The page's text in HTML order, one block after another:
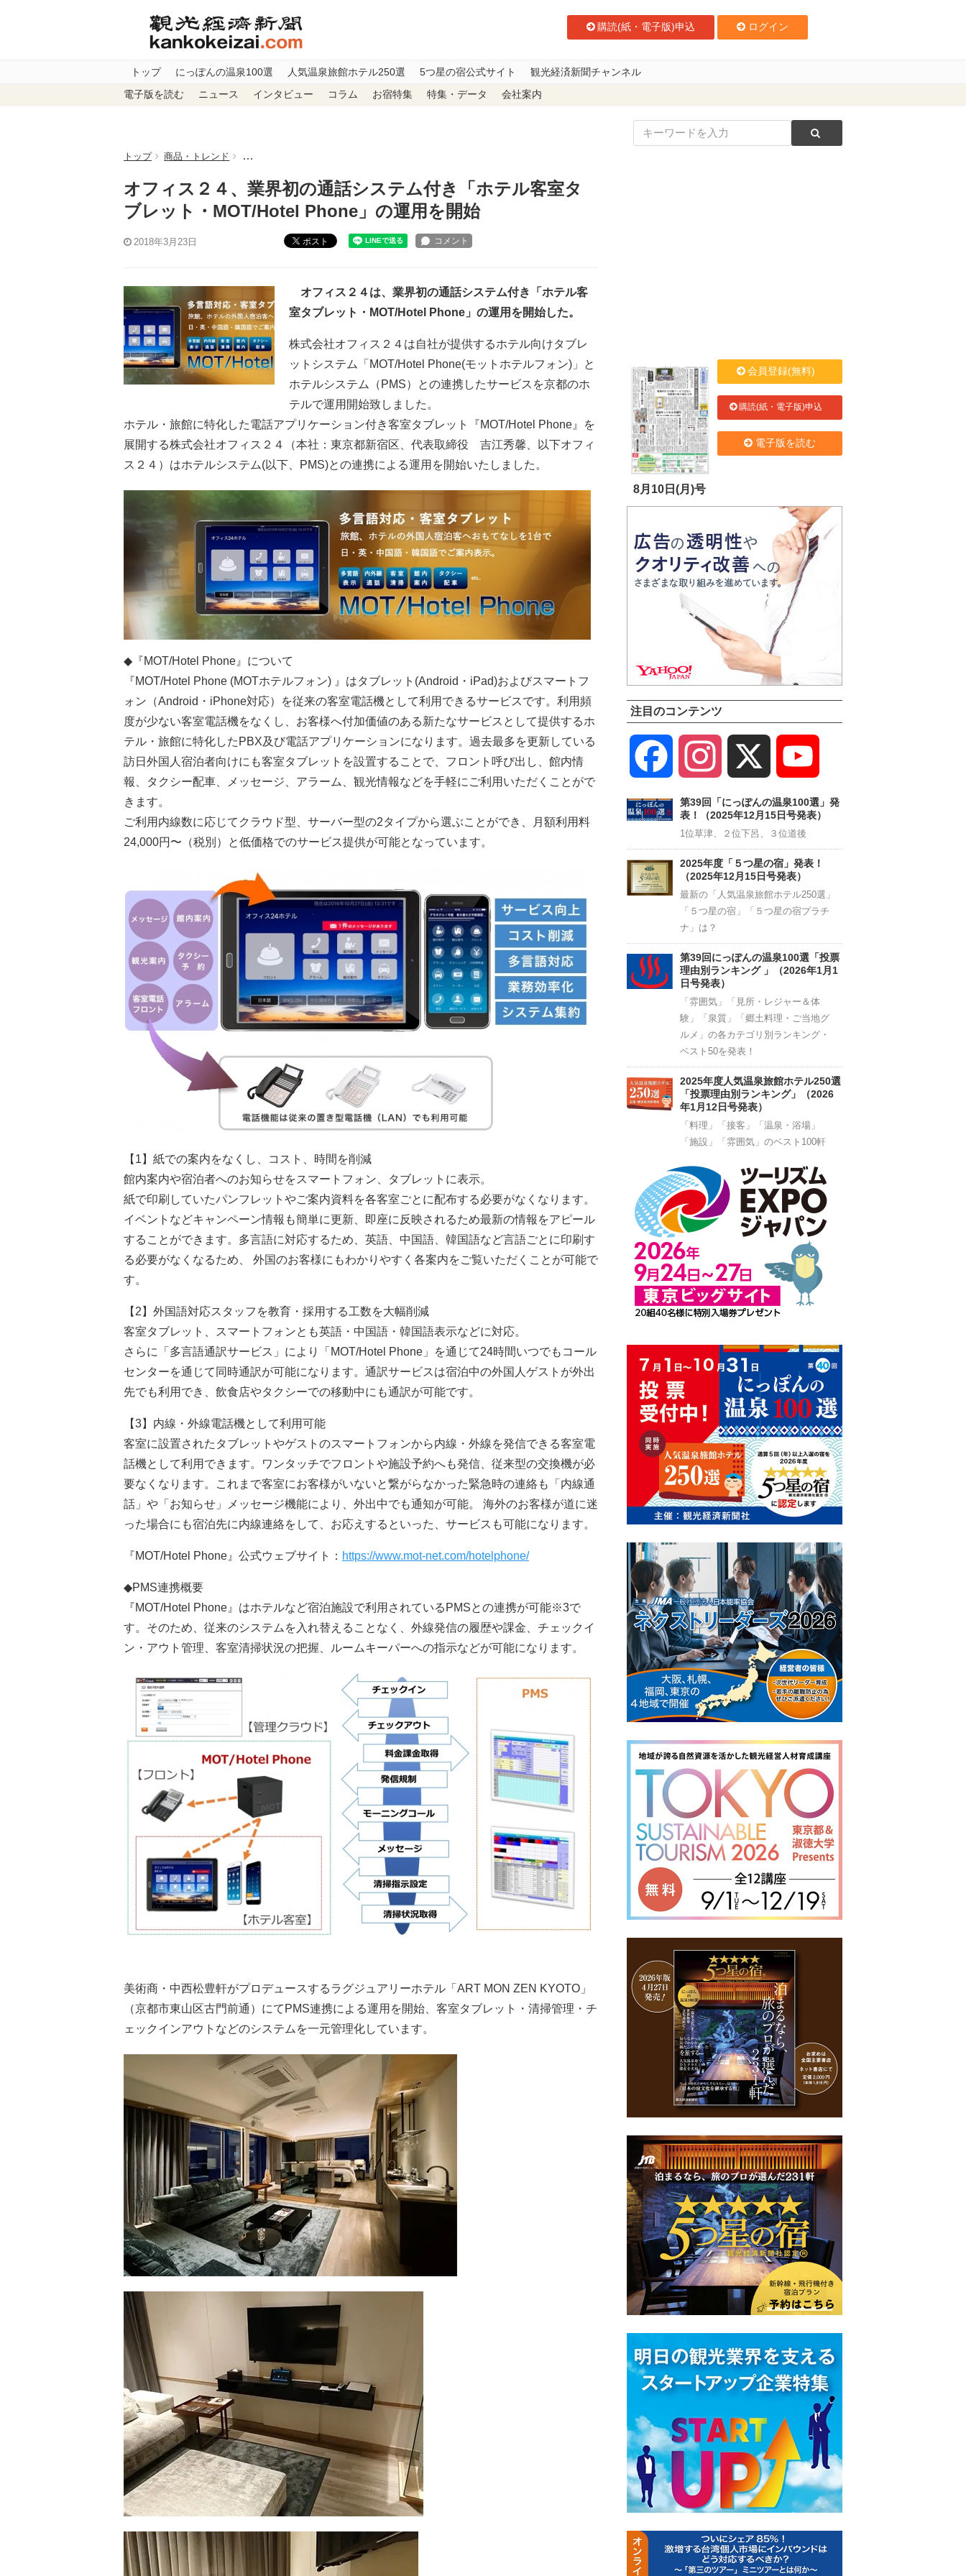
購読(紙・電子版)申込 ログイン
トップ にっぽんの温泉100選 人気温泉旅館ホテル250選 5つ星の宿公式サイト 観光経済新聞チャンネル
電子版を読む ニュース インタビュー コラム お宿特集 特集・データ 会社案内
トップ 商品・トレンド オフィス２４、業界初の通話システム付き「ホテル客室タブレット・MOT/Hotel Phone」の運用を開始
オフィス２４、業界初の通話システム付き「ホテル客室タ
ブレット・MOT/Hotel Phone」の運用を開始
2018年3月23日 ポスト
オフィス２４は、業界初の通話システム付き「ホテル客
室タブレット・MOT/Hotel Phone」の運用を開始した。
株式会社オフィス２４は自社が提供するホテル向けタブレ
ットシステム「MOT/Hotel Phone(モットホテルフォン)」と
ホテルシステム（PMS）との連携したサービスを京都のホ
テルで運用開始致しました。
ホテル・旅館に特化した電話アプリケーション付き客室タブレット『MOT/Hotel Phone』を
展開する株式会社オフィス２４（本社：東京都新宿区、代表取締役 吉江秀馨、以下オフィ
ス２４）はホテルシステム(以下、PMS)との連携による運用を開始いたしました。
◆『MOT/Hotel Phone』について
『MOT/Hotel Phone (MOTホテルフォン) 』はタブレット(Android・iPad)およびスマートフ
ォン（Android・iPhone対応）を従来の客室電話機として利用できるサービスです。利用頻
度が少ない客室電話機をなくし、お客様へ付加価値のある新たなサービスとして提供するホ
テル・旅館に特化したPBX及び電話アプリケーションになります。過去最多を更新している
訪日外国人宿泊者向けにも客室タブレットを設置することで、フロント呼び出し、館内情
報、タクシー配車、メッセージ、アラーム、観光情報などを手軽にご利用いただくことがで
きます。
ご利用内線数に応じてクラウド型、サーバー型の2タイプから選ぶことができ、月額利用料
24,000円〜（税別）と低価格でのサービス提供が可能となっています。
【1】紙での案内をなくし、コスト、時間を削減
館内案内や宿泊者へのお知らせをスマートフォン、タブレットに表示。
紙で印刷していたパンフレットやご案内資料を各客室ごとに配布する必要がなくなります。
イベントなどキャンペーン情報も簡単に更新、即座に反映されるため最新の情報をアピール
することができます。多言語に対応するため、英語、中国語、韓国語など言語ごとに印刷す
る必要がなくなるため、 外国のお客様にもわかりやすく各案内をご覧いただくことが可能で
す。
【2】外国語対応スタッフを教育・採用する工数を大幅削減
客室タブレット、スマートフォンとも英語・中国語・韓国語表示などに対応。
さらに「多言語通訳サービス」により「MOT/Hotel Phone」を通じて24時間いつでもコール
センターを通じて同時通訳が可能になります。通訳サービスは宿泊中の外国人ゲストが外出
先でも利用でき、飲食店やタクシーでの移動中にも通訳が可能です。
【3】内線・外線電話機として利用可能
客室に設置されたタブレットやゲストのスマートフォンから内線・外線を発信できる客室電
話機として利用できます。ワンタッチでフロントや施設予約へも発信、従来型の交換機が必
要なくなります。これまで客室にお客様がいないと繋がらなかった緊急時の連絡も「内線通
話」や「お知らせ」メッセージ機能により、外出中でも通知が可能。 海外のお客様が道に迷
った場合にも宿泊先に内線連絡をして、お応えするといった、サービスも可能になります。
『MOT/Hotel Phone』公式ウェブサイト： https://www.mot-net.com/hotelphone/
◆PMS連携概要
『MOT/Hotel Phone』はホテルなど宿泊施設で利用されているPMSとの連携が可能※3で
す。そのため、従来のシステムを入れ替えることなく、外線発信の履歴や課金、チェックイ
ン・アウト管理、客室清掃状況の把握、ルームキーパーへの指示などが可能になります。
美術商・中西松豊軒がプロデュースするラグジュアリーホテル「ART MON ZEN KYOTO」
（京都市東山区古門前通）にてPMS連携による運用を開始、客室タブレット・清掃管理・チ
ェックインアウトなどのシステムを一元管理化しています。
8月10日(月)号
会員登録(無料)
購読(紙・電子版)申込
電子版を読む
注目のコンテンツ
Facebook Instagram
Channel
第39回「にっぽんの温泉100選」発
表！（2025年12月15日号発表）
1位草津、２位下呂、３位道後
2025年度「５つ星の宿」発表！
（2025年12月15日号発表）
最新の「人気温泉旅館ホテル250選」
「５つ星の宿」「５つ星の宿プラチ
ナ」は？
第39回にっぽんの温泉100選「投票
理由別ランキング 」（2026年1月1
日号発表）
「雰囲気」「見所・レジャー＆体
験」「泉質」「郷土料理・ご当地グ
ルメ」の各カテゴリ別ランキング・
ベスト50を発表！
2025年度人気温泉旅館ホテル250選
「投票理由別ランキング」（2026
年1月12日号発表）
「料理」「接客」「温泉・浴場」
「施設」「雰囲気」のベスト100軒